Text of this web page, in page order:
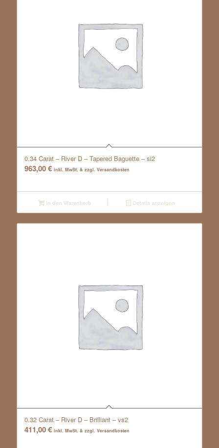
0.34 Carat – River D – Tapered Baguette – si2
963,00€ inkl. MwSt. & zzgl. Versandkosten
In den Warenkorb Details anzeigen
0.32 Carat – River D – Brilliant – vs2
411,00€ inkl. MwSt. & zzgl. Versandkosten